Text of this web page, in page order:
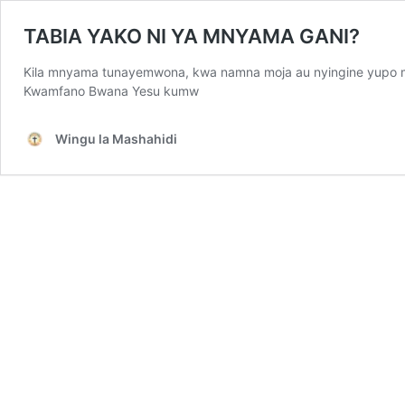
TABIA YAKO NI YA MNYAMA GANI?
Kila mnyama tunayemwona, kwa namna moja au nyingine
Kwamfano Bwana Yesu kumw
Wingu la Mashahidi